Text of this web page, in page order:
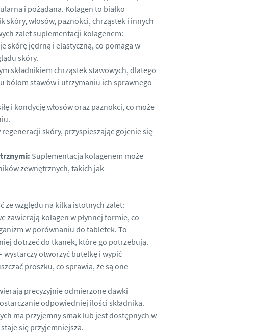
i pożądana. Kolagen to białko
włosów, paznokci, chrząstek i innych
zalet suplementacji kolagenem:
skórę jędrną i elastyczną, co pomaga w
skóry.
składnikiem chrząstek stawowych, dlatego
bólom stawów i utrzymaniu ich sprawnego
i kondycję włosów oraz paznokci, co może
skóry, przyspieszając gojenie się
Suplementacja kolagenem może
zewnętrznych, takich jak
ze względu na kilka istotnych zalet:
zawierają kolagen w płynnej formie, co
w porównaniu do tabletek. To
dotrzeć do tkanek, które go potrzebują.
wystarczy otworzyć butelkę i wypić
proszku, co sprawia, że są one
precyzyjnie odmierzone dawki
odpowiedniej ilości składnika.
ma przyjemny smak lub jest dostępnych w
się przyjemniejsza.